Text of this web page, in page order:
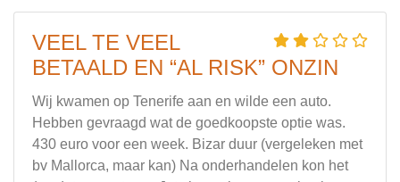
VEEL TE VEEL
BETAALD EN “AL RISK” ONZIN
Wij kwamen op Tenerife aan en wilde een auto.
Hebben gevraagd wat de goedkoopste optie was.
430 euro voor een week. Bizar duur (vergeleken met
bv Mallorca, maar kan) Na onderhandelen kon het